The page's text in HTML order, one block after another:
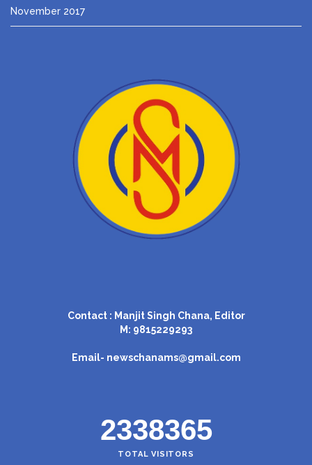
November 2017
Contact : Manjit Singh Chana, Editor
M: 9815229293
Email- newschanams@gmail.com
2338365
TOTAL VISITORS